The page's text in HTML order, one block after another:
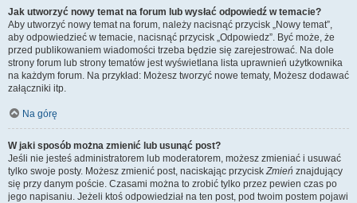
Jak utworzyć nowy temat na forum lub wysłać odpowiedź w temacie?
Aby utworzyć nowy temat na forum, należy nacisnąć przycisk „Nowy temat”,
aby odpowiedzieć w temacie, nacisnąć przycisk „Odpowiedz”. Być może, że
przed publikowaniem wiadomości trzeba będzie się zarejestrować. Na dole
strony forum lub strony tematów jest wyświetlana lista uprawnień użytkownika
na każdym forum. Na przykład: Możesz tworzyć nowe tematy, Możesz dodawać
załączniki itp.
Na górę
W jaki sposób można zmienić lub usunąć post?
Jeśli nie jesteś administratorem lub moderatorem, możesz zmieniać i usuwać
tylko swoje posty. Możesz zmienić post, naciskając przyciskZmień znajdujący
się przy danym poście. Czasami można to zrobić tylko przez pewien czas po
jego napisaniu. Jeżeli ktoś odpowiedział na ten post, pod twoim postem pojawi